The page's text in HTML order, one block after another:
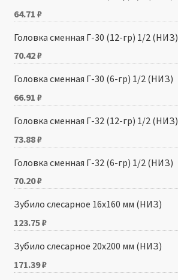
64.71 ₽
Головка сменная Г-30 (12-гр) 1/2 (НИЗ)
70.42₽
Головка сменная Г-30 (6-гр) 1/2 (НИЗ)
66.91 ₽
Головка сменная Г-32 (12-гр) 1/2 (НИЗ)
73.88₽
Головка сменная Г-32 (6-гр) 1/2 (НИЗ)
70.20₽
Зубило слесарное 16х160 мм (НИЗ)
123.75₽
Зубило слесарное 20х200 мм (НИЗ)
171.39₽